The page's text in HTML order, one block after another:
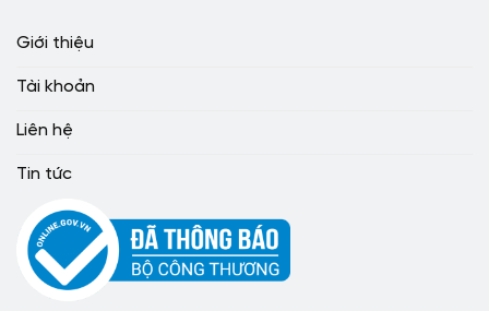
Giới thiệu
Tài khoản
Liên hệ
Tin tức